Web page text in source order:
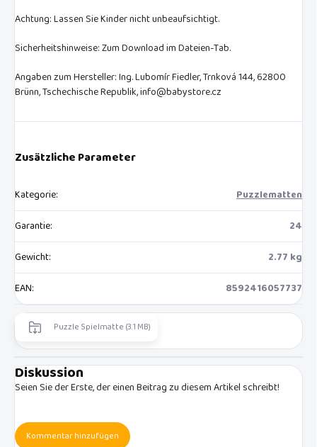
Achtung: Lassen Sie Kinder nicht unbeaufsichtigt.
Sicherheitshinweise: Zum Download im Dateien-Tab.
Angaben zum Hersteller: Ing. Lubomír Fiedler, Trnková 144, 62800
Brünn, Tschechische Republik, info@babystore.cz
Zusätzliche Parameter
Kategorie:
Puzzlematten
Garantie:
24
Gewicht:
2.77 kg
EAN: 8592416057737
Puzzle Spielmatte (3.1 MB)
Diskussion
Seien Sie der Erste, der einen Beitrag zu diesem Artikel schreibt!
Kommentar hinzufügen